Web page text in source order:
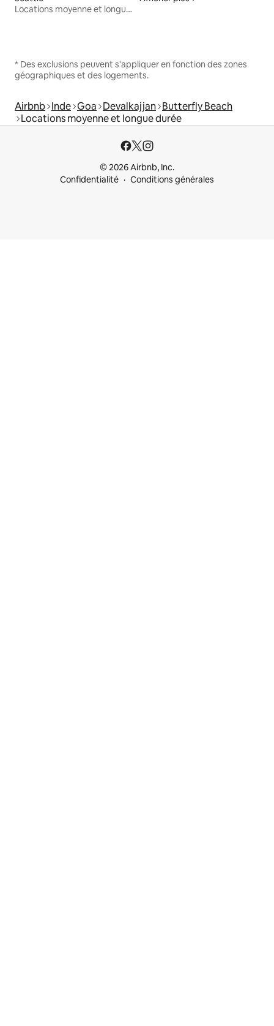
Locations moyenne et longue durée
* Des exclusions peuvent s'appliquer en fonction des zones
géographiques et des logements.
Airbnb Inde Goa Devalkajjan Butterfly Beach
Locations moyenne et longue durée
© 2026 Airbnb, Inc.
Confidentialité
Conditions générales